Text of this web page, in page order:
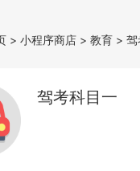
> 小程序商店 > 教育 > 驾
驾考科目一